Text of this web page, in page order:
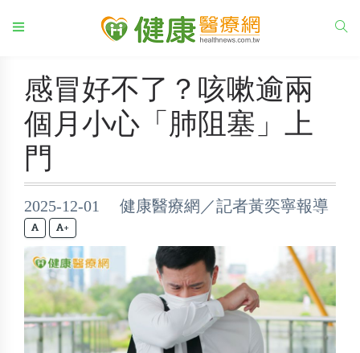
感冒好不了？咳嗽逾兩
個月小心「肺阻塞」上
門
2025-12-01 健康醫療網／記者黃奕寧報導
+